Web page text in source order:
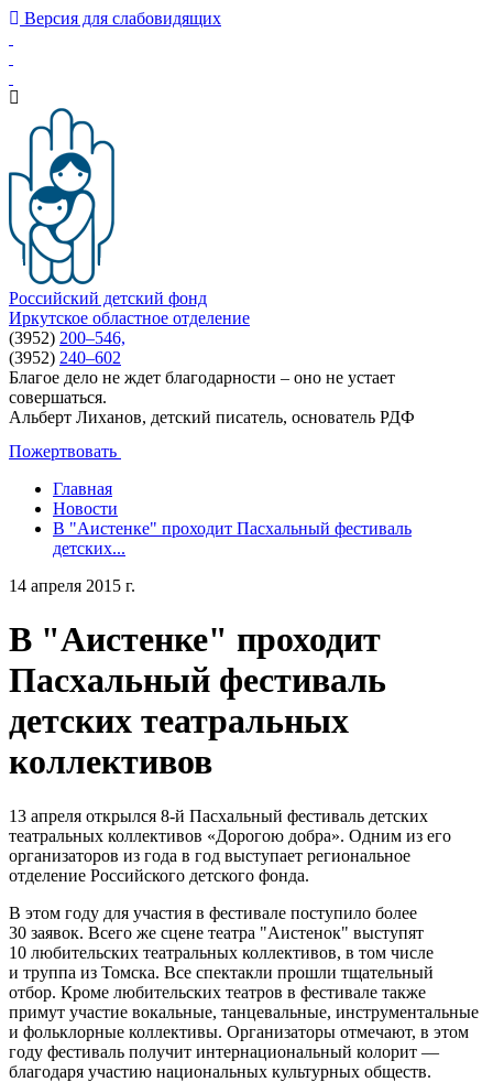
Версия для слабовидящих
Российский детский фонд
Иркутское областное отделение
(3952) 200–546,
(3952) 240–602
Благое дело не ждет благодарности – оно не устает
совершаться.
Альберт Лиханов, детский писатель, основатель РДФ
Пожертвовать
Главная
Новости
В "Аистенке" проходит Пасхальный фестиваль
детских...
14 апреля 2015 г.
В "Аистенке" проходит
Пасхальный фестиваль
детских театральных
коллективов
13 апреля открылся 8-й Пасхальный фестиваль детских
театральных коллективов «Дорогою добра». Одним из его
организаторов из года в год выступает региональное
отделение Российского детского фонда.
В этом году для участия в фестивале поступило более
30 заявок. Всего же сцене театра "Аистенок" выступят
10 любительских театральных коллективов, в том числе
и труппа из Томска. Все спектакли прошли тщательный
отбор. Кроме любительских театров в фестивале также
примут участие вокальные, танцевальные, инструментальные
и фольклорные коллективы. Организаторы отмечают, в этом
году фестиваль получит интернациональный колорит —
благодаря участию национальных культурных обществ.